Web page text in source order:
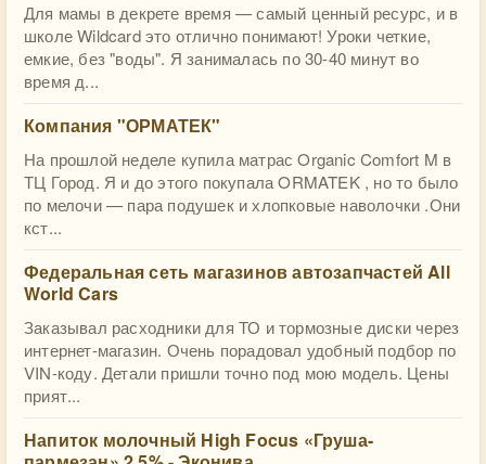
Для мамы в декрете время — самый ценный ресурс, и в
школе Wildcard это отлично понимают! Уроки четкие,
емкие, без "воды". Я занималась по 30-40 минут во
время д...
Компания "ОРМАТЕК"
На прошлой неделе купила матрас Organic Comfort M в
ТЦ Город. Я и до этого покупала ORMATEK , но то было
по мелочи — пара подушек и хлопковые наволочки .Они
кст...
Федеральная сеть магазинов автозапчастей All
World Cars
Заказывал расходники для ТО и тормозные диски через
интернет-магазин. Очень порадовал удобный подбор по
VIN-коду. Детали пришли точно под мою модель. Цены
прият...
Напиток молочный High Focus «Груша-